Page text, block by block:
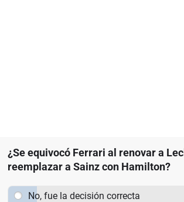
¿Se equivocó Ferrari al renovar a
reemplazar a Sainz con Hamilton?
No, fue la decisión correcta